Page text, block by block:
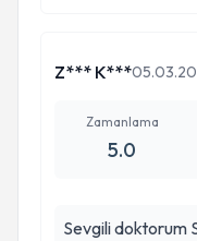
kalbimle önce
tesadüf buldum
görüyorum....
Z*** K***
Zamanlama
5.0
Sevgili doktorum